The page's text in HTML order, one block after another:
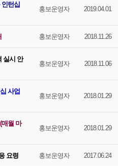
인턴십
홍보운영자 2019.04.01
홍보운영자 2018.11.26
실시 안
홍보운영자 2018.11.06
사업
홍보운영자 2018.01.29
매월 마
홍보운영자 2018.01.29
요령 홍보운영자 2017.06.24